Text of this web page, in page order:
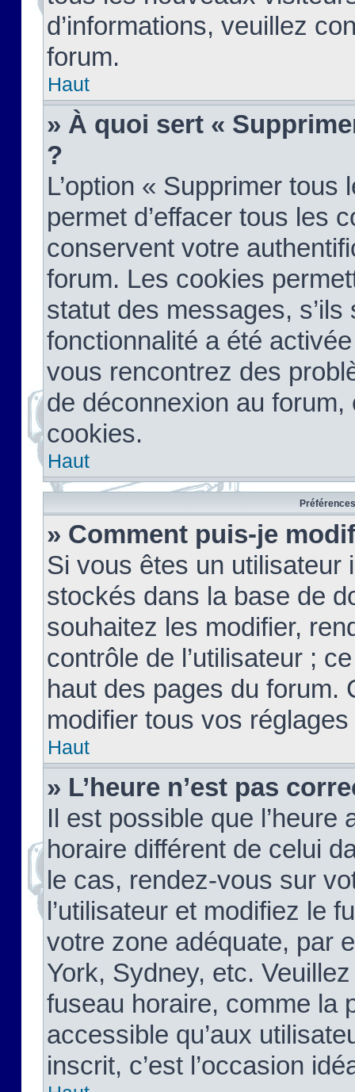
d’informations, veuillez
forum.
Haut
» À quoi sert «
?
L’option « Supprimer
permet d’effacer tous les
conservent votre
forum. Les cookies
statut des messages,
fonctionnalité a été
vous rencontrez des
de déconnexion au
cookies.
Haut
» Comment puis-je
Si vous êtes un
stockés dans la base de
souhaitez les modifier,
contrôle de l’utilisateur ;
haut des pages du forum.
modifier tous vos
Haut
» L’heure n’est pas
Il est possible que
horaire différent de celui
le cas, rendez-vous sur
l’utilisateur et modifiez le
votre zone adéquate, par
York, Sydney, etc.
fuseau horaire, comme la
accessible qu’aux
inscrit, c’est l’occasion